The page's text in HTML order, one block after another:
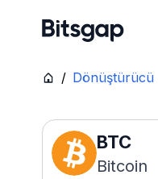
/ Dönüştürücü
BTC
Bitcoin